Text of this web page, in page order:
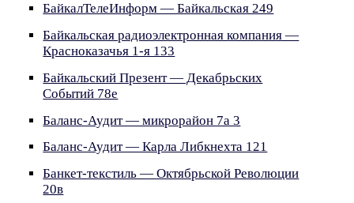
БайкалТелеИнформ — Байкальская 249
Байкальская радиоэлектронная компания —
Красноказачья 1-я 133
Байкальский Презент — Декабрьских
Событий 78е
Баланс-Аудит — микрорайон 7а 3
Баланс-Аудит — Карла Либкнехта 121
Банкет-текстиль — Октябрьской Революции
20в